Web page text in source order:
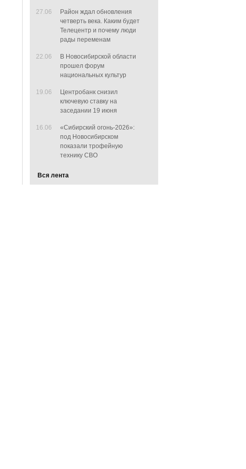
27.06
Район ждал обновления
четверть века. Каким будет
Телецентр и почему люди
рады переменам
22.06
В Новосибирской области
прошел форум
национальных культур
19.06
Центробанк снизил
ключевую ставку на
заседании 19 июня
16.06
«Сибирский огонь-2026»:
под Новосибирском
показали трофейную
технику СВО
Вся лента